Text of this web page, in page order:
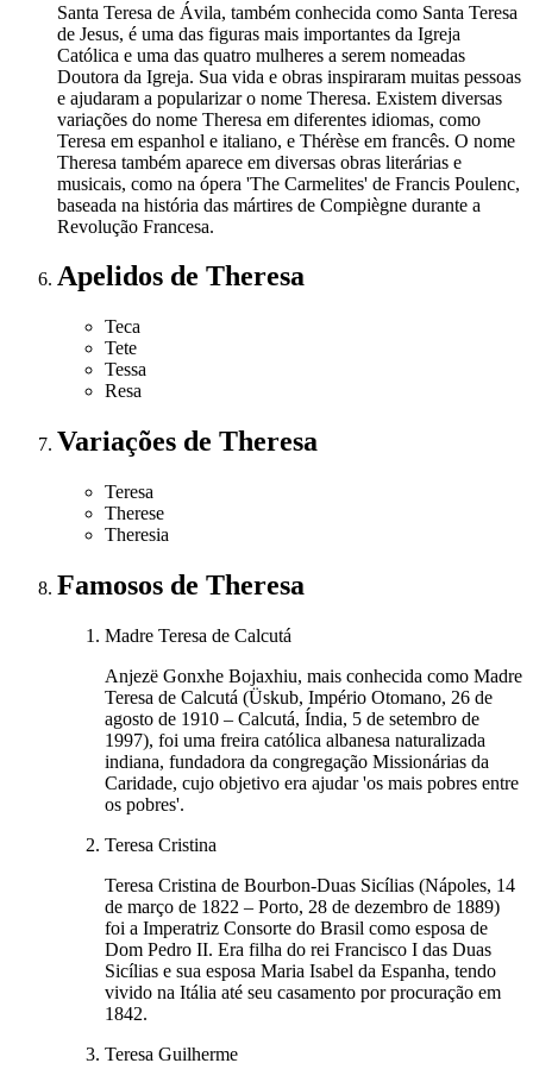
Santa Teresa de Ávila, também conhecida como Santa Teresa
de Jesus, é uma das figuras mais importantes da Igreja
Católica e uma das quatro mulheres a serem nomeadas
Doutora da Igreja. Sua vida e obras inspiraram muitas pessoas
e ajudaram a popularizar o nome Theresa. Existem diversas
variações do nome Theresa em diferentes idiomas, como
Teresa em espanhol e italiano, e Thérèse em francês. O nome
Theresa também aparece em diversas obras literárias e
musicais, como na ópera 'The Carmelites' de Francis Poulenc,
baseada na história das mártires de Compiègne durante a
Revolução Francesa.
Apelidos de Theresa
Teca
Tete
Tessa
Resa
Variações de Theresa
Teresa
Therese
Theresia
Famosos de Theresa
Madre Teresa de Calcutá
Anjezë Gonxhe Bojaxhiu, mais conhecida como Madre
Teresa de Calcutá (Üskub, Império Otomano, 26 de
agosto de 1910 – Calcutá, Índia, 5 de setembro de
1997), foi uma freira católica albanesa naturalizada
indiana, fundadora da congregação Missionárias da
Caridade, cujo objetivo era ajudar 'os mais pobres entre
os pobres'.
Teresa Cristina
Teresa Cristina de Bourbon-Duas Sicílias (Nápoles, 14
de março de 1822 – Porto, 28 de dezembro de 1889)
foi a Imperatriz Consorte do Brasil como esposa de
Dom Pedro II. Era filha do rei Francisco I das Duas
Sicílias e sua esposa Maria Isabel da Espanha, tendo
vivido na Itália até seu casamento por procuração em
1842.
Teresa Guilherme